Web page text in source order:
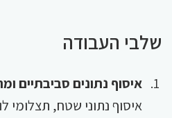
שלבי העבודה
איסוף נתונים סביבתיים
איסוף נתוני שטח, תצלומי